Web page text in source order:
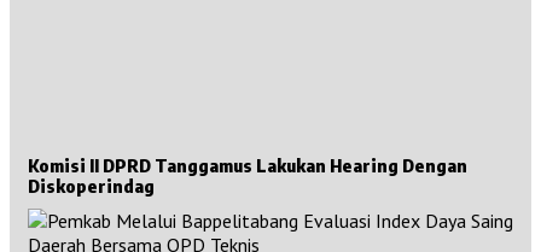
Komisi II DPRD Tanggamus Lakukan Hearing Dengan
Diskoperindag